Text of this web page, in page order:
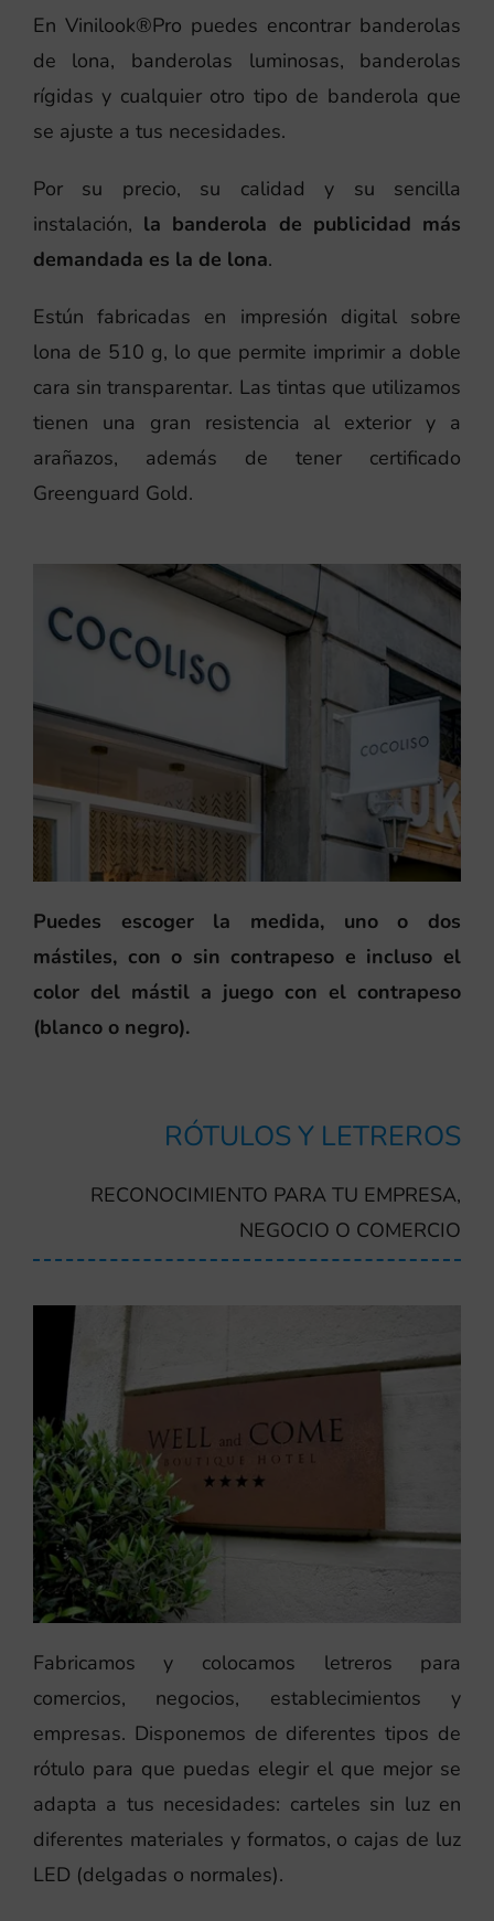
En Vinilook®Pro puedes encontrar banderolas
de lona, banderolas luminosas, banderolas
rígidas y cualquier otro tipo de banderola que
se ajuste a tus necesidades.
Por su precio, su calidad y su sencilla
instalación, la banderola de publicidad más
demandada es la de lona.
Estún fabricadas en impresión digital sobre
lona de 510 g, lo que permite imprimir a doble
cara sin transparentar. Las tintas que utilizamos
tienen una gran resistencia al exterior y a
arañazos, además de tener certificado
Greenguard Gold.
Puedes escoger la medida, uno o dos
mástiles, con o sin contrapeso e incluso el
color del mástil a juego con el contrapeso
(blanco o negro).
RÓTULOS Y LETREROS
RECONOCIMIENTO PARA TU EMPRESA,
NEGOCIO O COMERCIO
Fabricamos y colocamos letreros para
comercios, negocios, establecimientos y
empresas. Disponemos de diferentes tipos de
rótulo para que puedas elegir el que mejor se
adapta a tus necesidades: carteles sin luz en
diferentes materiales y formatos, o cajas de luz
LED (delgadas o normales).